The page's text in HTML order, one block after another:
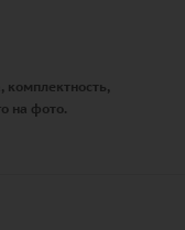
комплектность,
на фото.